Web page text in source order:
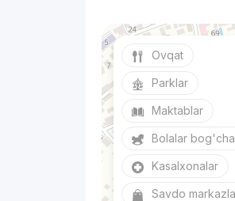
Ovqat
Parklar
Maktablar
Bolalar
Kasalxonalar
Savdo